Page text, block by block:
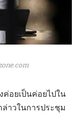
ค่อยเป็นค่อยไปใน
ล่าวในการประชุม